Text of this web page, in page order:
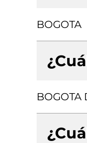
BOGOTA
BOGOTA